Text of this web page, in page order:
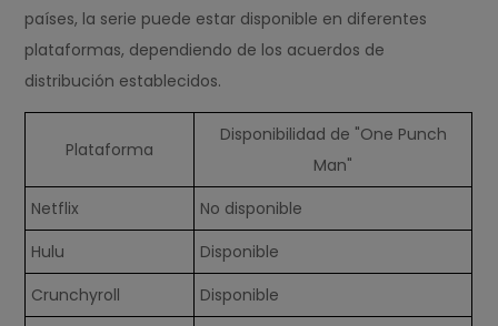
países, la serie puede estar disponible en diferentes
plataformas, dependiendo de los acuerdos de
distribución establecidos.
Plataforma
Disponibilidad de "One Punch
Man"
Netflix
No disponible
Hulu
Disponible
Crunchyroll
Disponible